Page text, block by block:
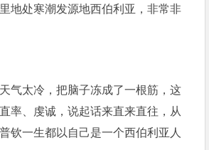
地处寒潮发源地西伯利亚，非常非
气太冷，把脑子冻成了一根筋，这
率、虔诚，说起话来直来直往，从
钦一生都以自己是一个西伯利亚人